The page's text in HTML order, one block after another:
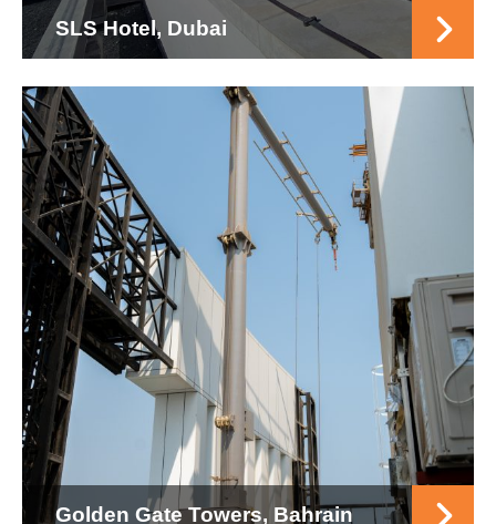
SLS Hotel, Dubai
Golden Gate Towers, Bahrain